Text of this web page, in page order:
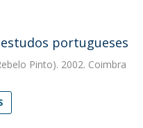
portugueses
Pinto). 2002. Coimbra